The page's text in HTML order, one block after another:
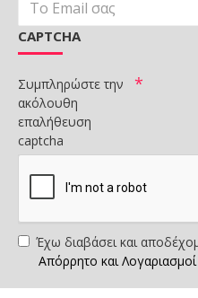
CAPTCHA
Συμπληρώστε την
ακόλουθη
επαλήθευση
captcha
Έχω διαβάσει και
Απόρρητο και Λογαριασμοί